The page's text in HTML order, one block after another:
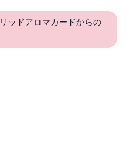
ッドアロマカードからの